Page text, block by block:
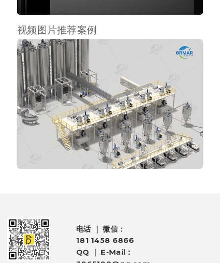
视频图片推荐案例
电话 ｜ 微信：
181 1458 6866
QQ ｜ E-Mail：